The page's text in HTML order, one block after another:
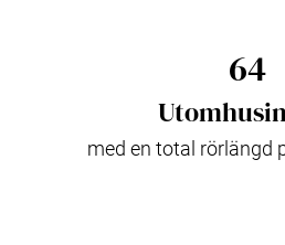
64
med en total rörlängd